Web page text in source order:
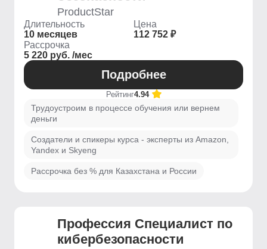
ProductStar
Длительность
10 месяцев
Цена
112 752 ₽
Рассрочка
5 220 руб. /мес
Подробнее
Рейтинг4.94
Трудоустроим в процессе обучения или вернем
деньги
Создатели и спикеры курса - эксперты из Amazon,
Yandex и Skyeng
Рассрочка без % для Казахстана и России
Профессия Специалист по
кибербезопасности